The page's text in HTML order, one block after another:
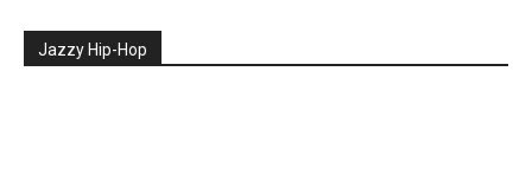
Jazzy Hip-Hop